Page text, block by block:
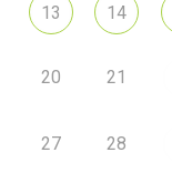
13 14
20 21
27 28